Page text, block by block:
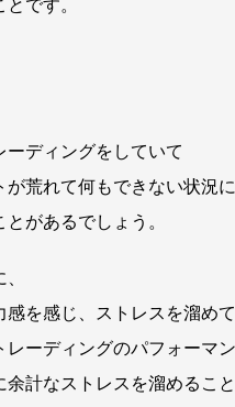
です。
ーディングをしていて
が荒れて何もできない状況に
があるでしょう。
感を感じ、ストレスを溜め
レーディングのパフォーマン
余計なストレスを溜めるこ